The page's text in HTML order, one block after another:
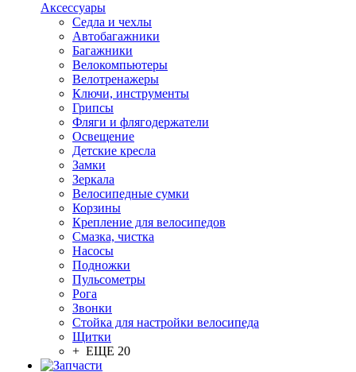
Аксессуары
Седла и чехлы
Автобагажники
Багажники
Велокомпьютеры
Велотренажеры
Ключи, инструменты
Грипсы
Фляги и флягодержатели
Освещение
Детские кресла
Замки
Зеркала
Велосипедные сумки
Корзины
Крепление для велосипедов
Смазка, чистка
Насосы
Подножки
Пульсометры
Рога
Звонки
Стойка для настройки велосипеда
Щитки
+ ЕЩЕ 20